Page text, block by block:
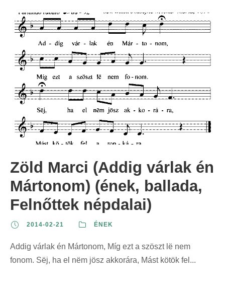
Zöld Marci (Addig várlak én
Mártonom) (ének, ballada,
Felnőttek népdalai)
2014-02-21 ÉNEK
Addig várlak én Mártonom, Míg ezt a szöszt lë nem
fonom. Sëj, ha el nëm jösz akkorára, Mást kötök fel...